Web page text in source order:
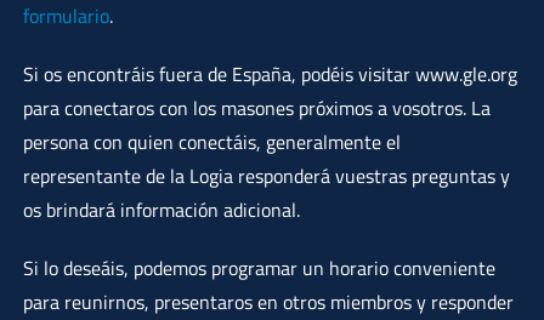
formulario.
Si os encontráis fuera de España, podéis visitar www.gle.org
para conectaros con los masones próximos a vosotros. La
persona con quien conectáis, generalmente el
representante de la Logia responderá vuestras preguntas y
os brindará información adicional.
Si lo deseáis, podemos programar un horario conveniente
para reunirnos, presentaros en otros miembros y responder